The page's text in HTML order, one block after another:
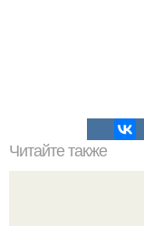
Читайте также